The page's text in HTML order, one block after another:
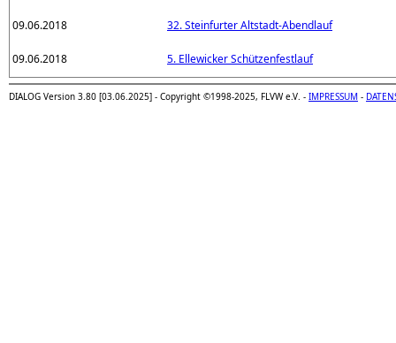
09.06.2018 32. Steinfurter Altstadt-Abendlauf
09.06.2018 5. Ellewicker Schützenfestlauf
DIALOG Version 3.80 [03.06.2025] - Copyright ©1998-2025, FLVW e.V. - IMPRESSUM -